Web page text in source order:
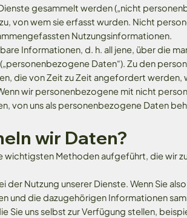
gesammelt werden („nicht
von wem sie erfasst wurden. Nicht
Nutzungsinformationen.
Informationen, d. h. all jene, über die
Daten“). Zu den
die von Zeit zu Zeit angefordert werden,
wir personenbezogene mit nicht
von uns als personenbezogene Daten
wir Daten?
wichtigsten Methoden aufgeführt, die wir
der Nutzung unserer Dienste. Wenn Sie
und die dazugehörigen Informationen
Sie uns selbst zur Verfügung stellen,